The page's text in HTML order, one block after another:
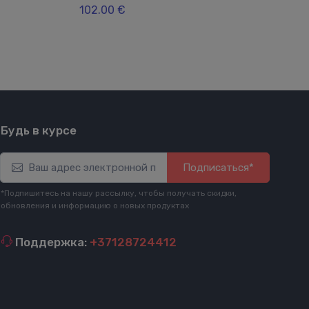
102.00 €
Будь в курсе
Подписаться*
*Подпишитесь на нашу рассылку, чтобы получать скидки,
обновления и информацию о новых продуктах
Поддержка: +37128724412